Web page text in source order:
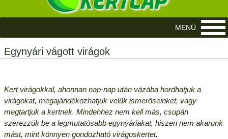
Egynyári vágott virágok
Kert virágokkal, ahonnan nap-nap után vázába hordhatjuk a
virágokat, megajándékozhatjuk velük ismerőseinket, vagy
megtartjuk a kertnek. Mindehhez nem kell más, csupán
szerezzük be a legmutatósabb egynyáriakat, hiszen nem akarunk
mást, mint könnyen gondozható virágoskertet.